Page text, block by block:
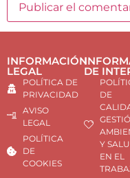
INFORMACIÓN
LEGAL
POLÍTICA DE
PRIVACIDAD
AVISO
LEGAL
POLÍTICA
DE
COOKIES
DE
DE
Y
EN EL